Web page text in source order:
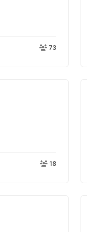
73
18